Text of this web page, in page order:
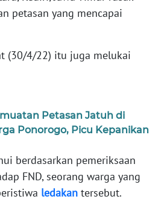
petasan yang mencapai
(30/4/22) itu juga melukai
Petasan Jatuh di
Ponorogo, Picu Kepanikan
berdasarkan pemeriksaan
FND, seorang warga yang
ledakan tersebut.